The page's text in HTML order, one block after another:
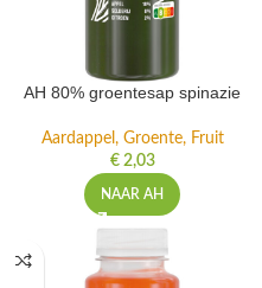
AH 80% groentesap spinazie
Aardappel, Groente, Fruit
€2,03
NAAR AH